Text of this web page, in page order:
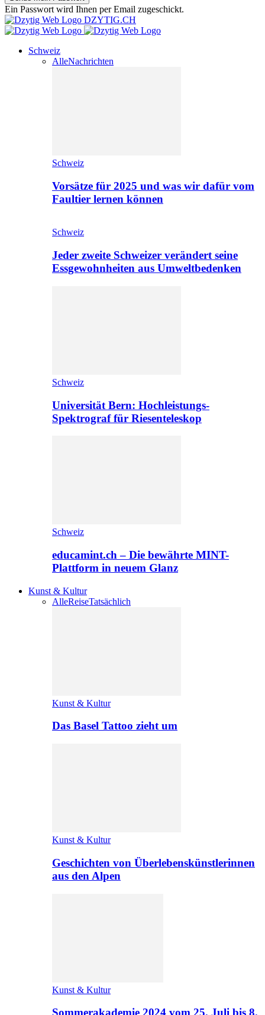
Ein Passwort wird Ihnen per Email zugeschickt.
DZYTIG.CH
Schweiz
AlleNachrichten
Schweiz
Vorsätze für 2025 und was wir dafür vom
Faultier lernen können
Schweiz
Jeder zweite Schweizer verändert seine
Essgewohnheiten aus Umweltbedenken
Schweiz
Universität Bern: Hochleistungs-
Spektrograf für Riesenteleskop
Schweiz
educamint.ch – Die bewährte MINT-
Plattform in neuem Glanz
Kunst & Kultur
AlleReiseTatsächlich
Kunst & Kultur
Das Basel Tattoo zieht um
Kunst & Kultur
Geschichten von Überlebenskünstlerinnen
aus den Alpen
Kunst & Kultur